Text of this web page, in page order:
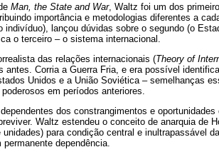
Man, the State and War, Waltz foi um dos
importância e metodologias diferentes a
lançou dúvidas sobre o segundo (o
o terceiro – o sistema internacional.
das relações internacionais (Theory of
Corria a Guerra Fria, e era possível
Unidos e a União Soviética – semelhanças
em períodos anteriores.
dos constrangimentos e oportunidades
Waltz estendeu o conceito de anarquia de
para condição central e inultrapassável
dependência.